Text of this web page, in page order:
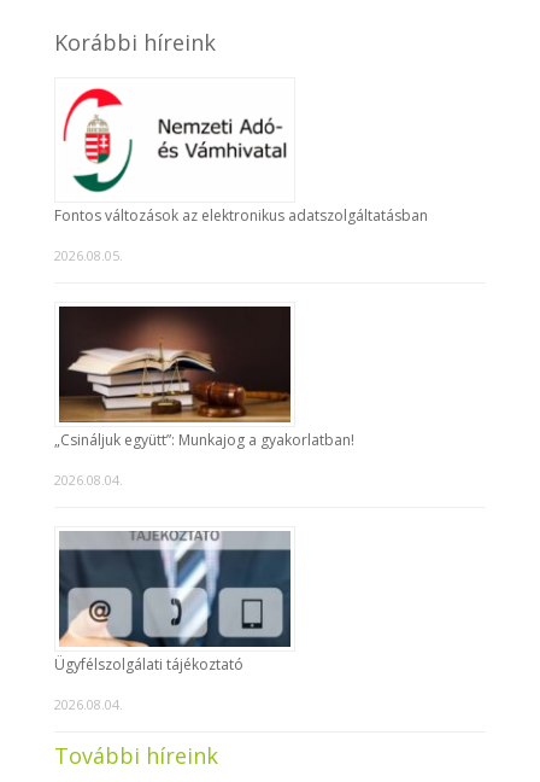
Korábbi híreink
Fontos változások az elektronikus adatszolgáltatásban
2026.08.05.
„Csináljuk együtt”: Munkajog a gyakorlatban!
2026.08.04.
Ügyfélszolgálati tájékoztató
2026.08.04.
További híreink